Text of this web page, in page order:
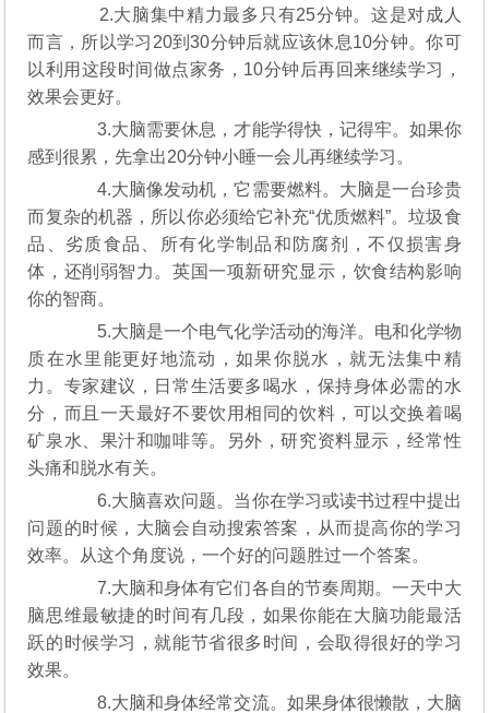
2.大脑集中精力最多只有25分钟。这是对成人
而言，所以学习20到30分钟后就应该休息10分钟。你可
以利用这段时间做点家务，10分钟后再回来继续学习，
效果会更好。
3.大脑需要休息，才能学得快，记得牢。如果你
感到很累，先拿出20分钟小睡一会儿再继续学习。
4.大脑像发动机，它需要燃料。大脑是一台珍贵
而复杂的机器，所以你必须给它补充“优质燃料”。垃圾食
品、劣质食品、所有化学制品和防腐剂，不仅损害身
体，还削弱智力。英国一项新研究显示，饮食结构影响
你的智商。
5.大脑是一个电气化学活动的海洋。电和化学物
质在水里能更好地流动，如果你脱水，就无法集中精
力。专家建议，日常生活要多喝水，保持身体必需的水
分，而且一天最好不要饮用相同的饮料，可以交换着喝
矿泉水、果汁和咖啡等。另外，研究资料显示，经常性
头痛和脱水有关。
6.大脑喜欢问题。当你在学习或读书过程中提出
问题的时候，大脑会自动搜索答案，从而提高你的学习
效率。从这个角度说，一个好的问题胜过一个答案。
7.大脑和身体有它们各自的节奏周期。一天中大
脑思维最敏捷的时间有几段，如果你能在大脑功能最活
跃的时候学习，就能节省很多时间，会取得很好的学习
效果。
8.大脑和身体经常交流。如果身体很懒散，大脑